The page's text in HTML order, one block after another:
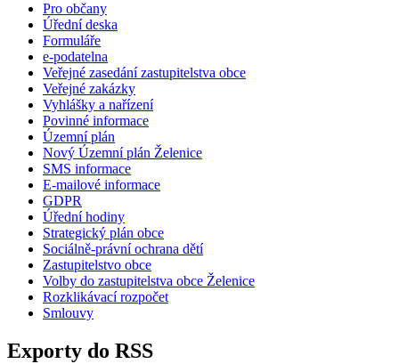
Pro občany
Úřední deska
Formuláře
e-podatelna
Veřejné zasedání zastupitelstva obce
Veřejné zakázky
Vyhlášky a nařízení
Povinné informace
Územní plán
Nový Územní plán Želenice
SMS informace
E-mailové informace
GDPR
Úřední hodiny
Strategický plán obce
Sociálně-právní ochrana dětí
Zastupitelstvo obce
Volby do zastupitelstva obce Želenice
Rozklikávací rozpočet
Smlouvy
Exporty do RSS